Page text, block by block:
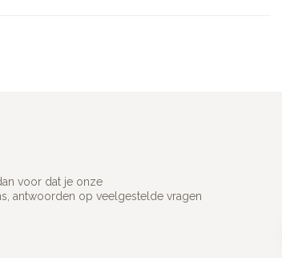
voor dat je onze
antwoorden op veelgestelde vragen